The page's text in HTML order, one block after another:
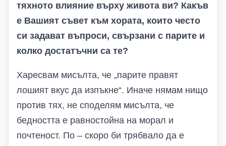
тяхното влияние върху живота ви? Какъв
е Вашият съвет към хората, които често
си задават въпроси, свързани с парите и
колко достатъчни са те?
Харесвам мисълта, че „парите правят
лошият вкус да изпъкне“. Иначе нямам нищо
против тях, не споделям мисълта, че
бедността е равностойна на морал и
почтеност. По – скоро би трябвало да е